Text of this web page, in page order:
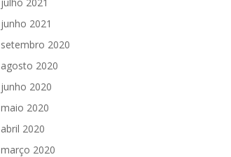
junho 2021
setembro 2020
agosto 2020
junho 2020
maio 2020
abril 2020
março 2020